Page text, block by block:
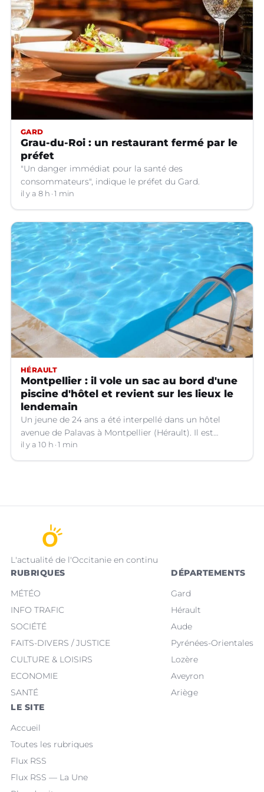
GARD
Grau-du-Roi : un restaurant fermé par le
préfet
"Un danger immédiat pour la santé des
consommateurs", indique le préfet du Gard.
il y a 8 h 1 min
HÉRAULT
Montpellier : il vole un sac au bord d'une
piscine d'hôtel et revient sur les lieux le
lendemain
Un jeune de 24 ans a été interpellé dans un hôtel
avenue de Palavas à Montpellier (Hérault). Il est
suspecté d'avoir volé le sac d'une cliente.
il y a 10 h 1 min
L'actualité de l'Occitanie en continu
RUBRIQUES
MÉTÉO
INFO TRAFIC
SOCIÉTÉ
FAITS-DIVERS / JUSTICE
CULTURE & LOISIRS
ECONOMIE
SANTÉ
DÉPARTEMENTS
Gard
Hérault
Aude
Pyrénées-Orientales
Lozère
Aveyron
Ariège
LE SITE
Accueil
Toutes les rubriques
Flux RSS
Flux RSS — La Une